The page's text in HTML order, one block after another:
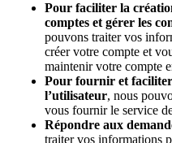
Pour faciliter la
comptes et gérer les
pouvons traiter vos
créer votre compte et
maintenir votre compte
Pour fournir et
l’utilisateur, nous
vous fournir le service
Répondre aux
traiter vos informations